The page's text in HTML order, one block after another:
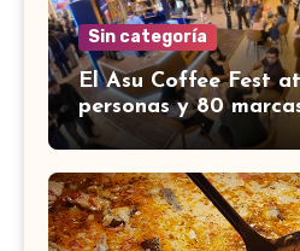
Sin categoría
El Asu Coffee Fest
personas y 80